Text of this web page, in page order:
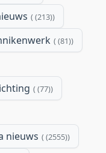
(213)
(81)
(77)
nieuws (2555)